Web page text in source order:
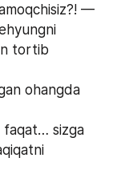
—
tortib
ohangda
faqat… sizga